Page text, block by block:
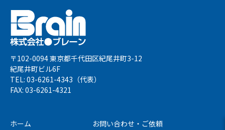
〒102-0094 東京都千代田区紀尾井町3-12
紀尾井町ビル6F
TEL: 03-6261-4343（代表）
FAX: 03-6261-4321
ホーム
お問い合わせ・ご依頼